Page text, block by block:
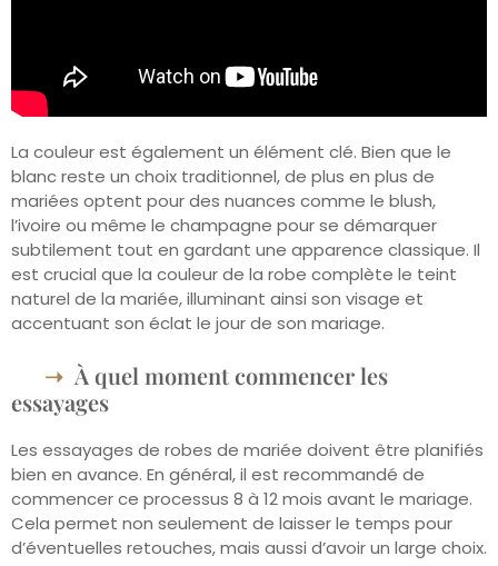
La couleur est également un élément clé. Bien que le
blanc reste un choix traditionnel, de plus en plus de
mariées optent pour des nuances comme le blush,
l’ivoire ou même le champagne pour se démarquer
subtilement tout en gardant une apparence classique. Il
est crucial que la couleur de la robe complète le teint
naturel de la mariée, illuminant ainsi son visage et
accentuant son éclat le jour de son mariage.
À quel moment commencer les
essayages
Les essayages de robes de mariée doivent être planifiés
bien en avance. En général, il est recommandé de
commencer ce processus 8 à 12 mois avant le mariage.
Cela permet non seulement de laisser le temps pour
d’éventuelles retouches, mais aussi d’avoir un large choix.